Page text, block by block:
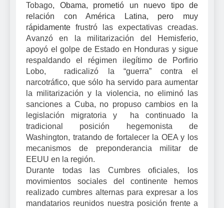
Tobago, Obama, prometió un nuevo tipo de
relación con América Latina, pero muy
rápidamente frustró las expectativas creadas.
Avanzó en la militarización del Hemisferio,
apoyó el golpe de Estado en Honduras y sigue
respaldando el régimen ilegítimo de Porfirio
Lobo, radicalizó la “guerra” contra el
narcotráfico, que sólo ha servido para aumentar
la militarización y la violencia, no eliminó las
sanciones a Cuba, no propuso cambios en la
legislación migratoria y ha continuado la
tradicional posición hegemonista de
Washington, tratando de fortalecer la OEA y los
mecanismos de preponderancia militar de
EEUU en la región.
Durante todas las Cumbres oficiales, los
movimientos sociales del continente hemos
realizado cumbres alternas para expresar a los
mandatarios reunidos nuestra posición frente a